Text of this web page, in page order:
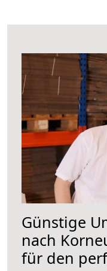
Günstige
nach
für den